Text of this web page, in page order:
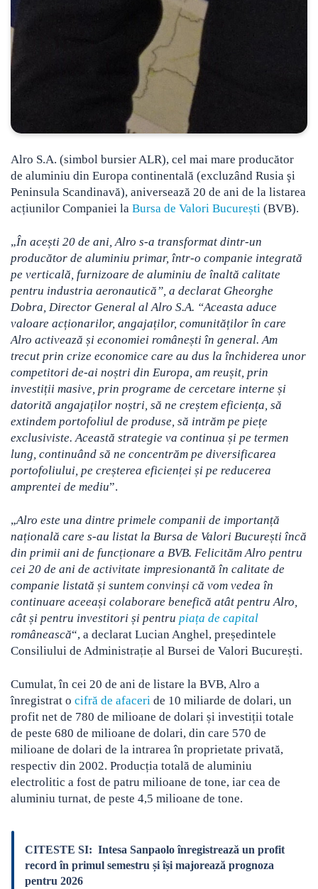
Alro S.A. (simbol bursier ALR), cel mai mare producător
de aluminiu din Europa continentală (excluzând Rusia şi
Peninsula Scandinavă), aniversează 20 de ani de la listarea
acțiunilor Companiei la Bursa de Valori București (BVB).
„În acești 20 de ani, Alro s-a transformat dintr-un
producător de aluminiu primar, într-o companie integrată
pe verticală, furnizoare de aluminiu de înaltă calitate
pentru industria aeronautică”, a declarat Gheorghe
Dobra, Director General al Alro S.A. “Aceasta aduce
valoare acționarilor, angajaților, comunităților în care
Alro activează și economiei românești în general. Am
trecut prin crize economice care au dus la închiderea unor
competitori de-ai noștri din Europa, am reușit, prin
investiții masive, prin programe de cercetare interne și
datorită angajaților noștri, să ne creștem eficiența, să
extindem portofoliul de produse, să intrăm pe piețe
exclusiviste. Această strategie va continua și pe termen
lung, continuând să ne concentrăm pe diversificarea
portofoliului, pe creșterea eficienței și pe reducerea
amprentei de mediu”.
„Alro este una dintre primele companii de importanță
națională care s-au listat la Bursa de Valori București încă
din primii ani de funcționare a BVB. Felicităm Alro pentru
cei 20 de ani de activitate impresionantă în calitate de
companie listată și suntem convinși că vom vedea în
continuare aceeași colaborare benefică atât pentru Alro,
cât și pentru investitori și pentru piața de capital
românească“, a declarat Lucian Anghel, președintele
Consiliului de Administrație al Bursei de Valori București.
Cumulat, în cei 20 de ani de listare la BVB, Alro a
înregistrat o cifră de afaceri de 10 miliarde de dolari, un
profit net de 780 de milioane de dolari și investiții totale
de peste 680 de milioane de dolari, din care 570 de
milioane de dolari de la intrarea în proprietate privată,
respectiv din 2002. Producția totală de aluminiu
electrolitic a fost de patru milioane de tone, iar cea de
aluminiu turnat, de peste 4,5 milioane de tone.
CITESTE SI: Intesa Sanpaolo înregistrează un profit
record în primul semestru și își majorează prognoza
pentru 2026